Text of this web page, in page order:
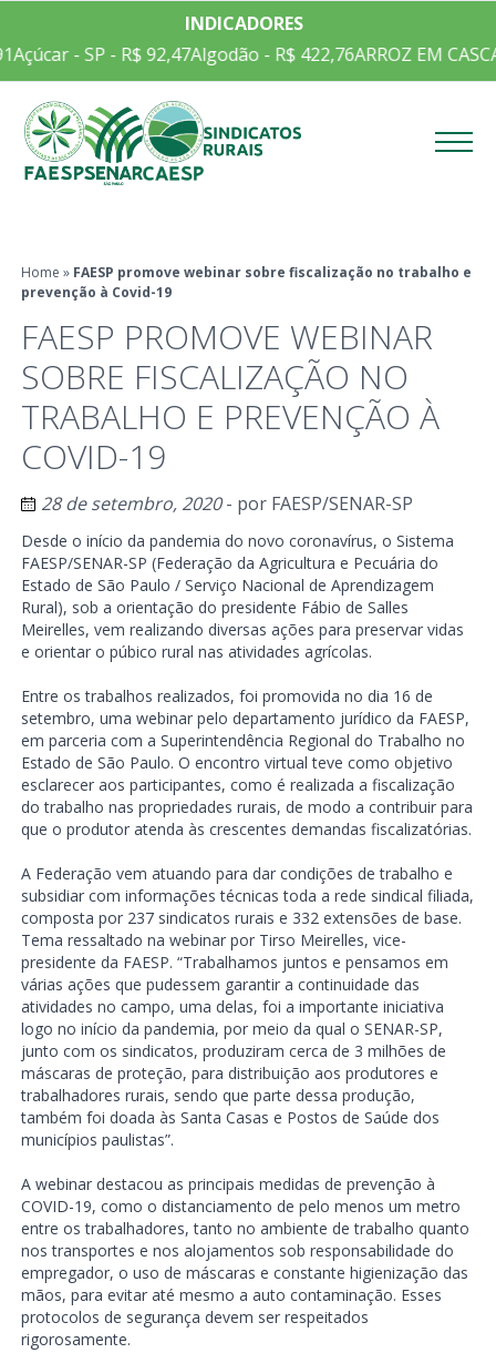
INDICADORES
Açúcar - SP - R$ 92,47Algodão - R$ 422,76ARROZ EM
Home » FAESP promove webinar sobre fiscalização no trabalho e
prevenção à Covid-19
FAESP PROMOVE WEBINAR
SOBRE FISCALIZAÇÃO NO
TRABALHO E PREVENÇÃO À
COVID-19
28 de setembro, 2020- por FAESP/SENAR-SP
Desde o início da pandemia do novo coronavírus, o Sistema
FAESP/SENAR-SP (Federação da Agricultura e Pecuária do
Estado de São Paulo / Serviço Nacional de Aprendizagem
Rural), sob a orientação do presidente Fábio de Salles
Meirelles, vem realizando diversas ações para preservar vidas
e orientar o púbico rural nas atividades agrícolas.
Entre os trabalhos realizados, foi promovida no dia 16 de
setembro, uma webinar pelo departamento jurídico da FAESP,
em parceria com a Superintendência Regional do Trabalho no
Estado de São Paulo. O encontro virtual teve como objetivo
esclarecer aos participantes, como é realizada a fiscalização
do trabalho nas propriedades rurais, de modo a contribuir para
que o produtor atenda às crescentes demandas fiscalizatórias.
A Federação vem atuando para dar condições de trabalho e
subsidiar com informações técnicas toda a rede sindical filiada,
composta por 237 sindicatos rurais e 332 extensões de base.
Tema ressaltado na webinar por Tirso Meirelles, vice-
presidente da FAESP. “Trabalhamos juntos e pensamos em
várias ações que pudessem garantir a continuidade das
atividades no campo, uma delas, foi a importante iniciativa
logo no início da pandemia, por meio da qual o SENAR-SP,
junto com os sindicatos, produziram cerca de 3 milhões de
máscaras de proteção, para distribuição aos produtores e
trabalhadores rurais, sendo que parte dessa produção,
também foi doada às Santa Casas e Postos de Saúde dos
municípios paulistas”.
A webinar destacou as principais medidas de prevenção à
COVID-19, como o distanciamento de pelo menos um metro
entre os trabalhadores, tanto no ambiente de trabalho quanto
nos transportes e nos alojamentos sob responsabilidade do
empregador, o uso de máscaras e constante higienização das
mãos, para evitar até mesmo a auto contaminação. Esses
protocolos de segurança devem ser respeitados
rigorosamente.